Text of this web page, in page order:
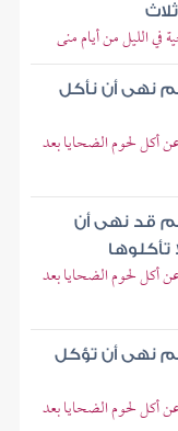
الليل من أيام منى
نهى أن نأكل
أكل لحوم الضحايا بعد
قد نهى أن
أكل لحوم الضحايا بعد
نهى أن تؤكل
أكل لحوم الضحايا بعد